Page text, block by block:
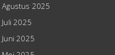
Agustus 2025
Juli 2025
Juni 2025